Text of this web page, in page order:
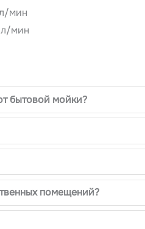
мин
л/мин
бытовой мойки?
помещений?